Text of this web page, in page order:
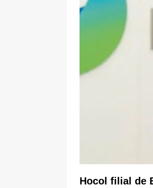
[ 5 de
de su
Hocol filial de